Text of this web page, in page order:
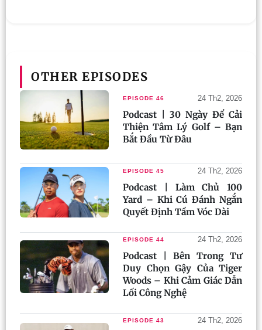
OTHER EPISODES
EPISODE 46 24 Th2, 2026
Podcast | 30 Ngày Để Cải
Thiện Tâm Lý Golf – Bạn
Bắt Đầu Từ Đâu
EPISODE 45 24 Th2, 2026
Podcast | Làm Chủ 100
Yard – Khi Cú Đánh Ngắn
Quyết Định Tầm Vóc Dài
EPISODE 44 24 Th2, 2026
Podcast | Bên Trong Tư
Duy Chọn Gậy Của Tiger
Woods – Khi Cảm Giác Dẫn
Lối Công Nghệ
EPISODE 43 24 Th2, 2026